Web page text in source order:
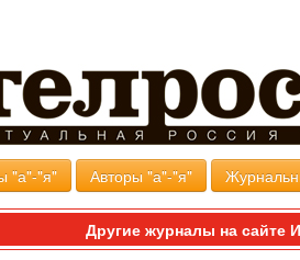
"а"-"я" Авторы "а"-"я"
Другие журналы на сайте